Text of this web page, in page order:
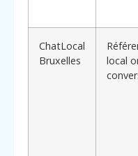
ChatLocal
Bruxelles
local